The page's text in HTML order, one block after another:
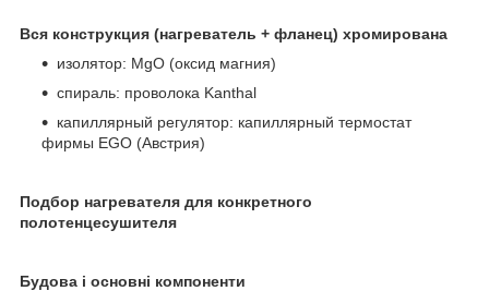
Вся конструкция (нагреватель + фланец) хромирована
изолятор: MgO (оксид магния)
спираль: проволока Kanthal
капиллярный регулятор: капиллярный термостат
фирмы EGO (Австрия)
Подбор нагревателя для конкретного
полотенцесушителя
Будова і основні компоненти